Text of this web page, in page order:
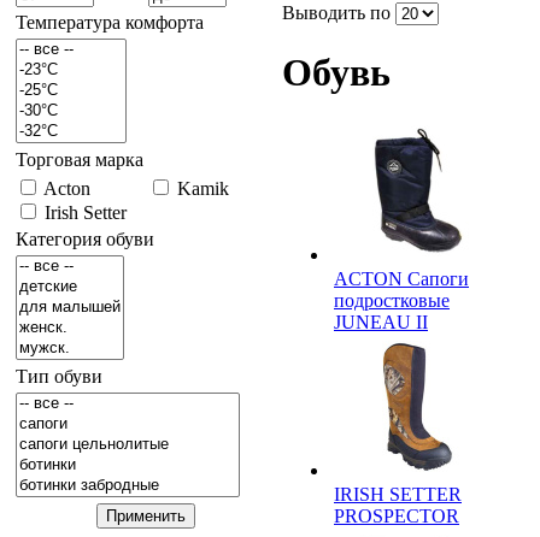
Температура комфорта
Торговая марка
Acton
Irish Setter
Kamik
Категория обуви
Тип обуви
Выводить по
Обувь
ACTON Сапоги
подростковые
JUNEAU II
IRISH SETTER
PROSPEСTOR